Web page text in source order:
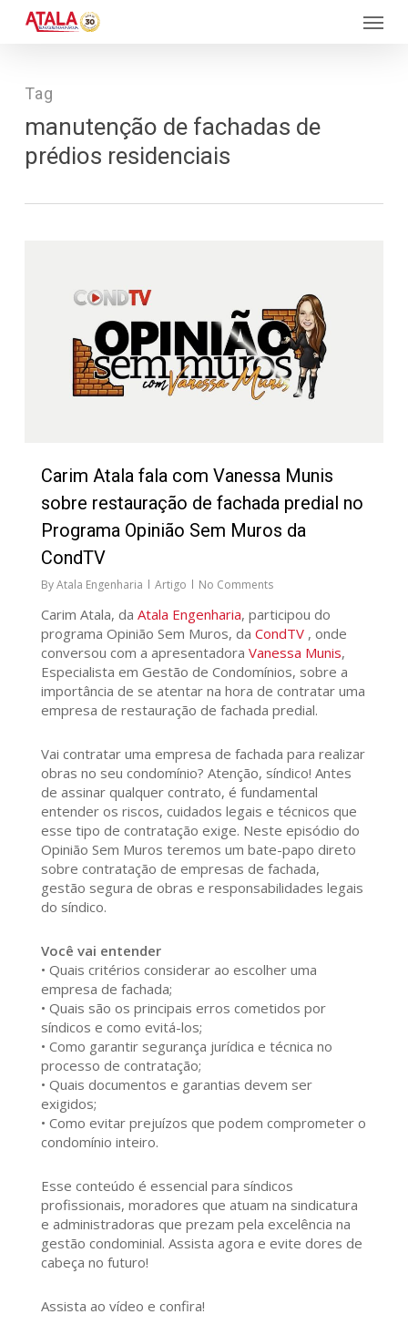
Menu
Tag
manutenção de fachadas de
prédios residenciais
Carim Atala fala com Vanessa Munis
sobre restauração de fachada predial no
Programa Opinião Sem Muros da
CondTV
ByAtala Engenharia Artigo No Comments
Carim Atala, da Atala Engenharia, participou do
programa Opinião Sem Muros, da CondTV, onde
conversou com a apresentadora Vanessa Munis,
Especialista em Gestão de Condomínios, sobre a
importância de se atentar na hora de contratar uma
empresa de restauração de fachada predial.
Vai contratar uma empresa de fachada para realizar
obras no seu condomínio? Atenção, síndico! Antes
de assinar qualquer contrato, é fundamental
entender os riscos, cuidados legais e técnicos que
esse tipo de contratação exige. Neste episódio do
Opinião Sem Muros teremos um bate-papo direto
sobre contratação de empresas de fachada,
gestão segura de obras e responsabilidades legais
do síndico.
Você vai entender
• Quais critérios considerar ao escolher uma
empresa de fachada;
• Quais são os principais erros cometidos por
síndicos e como evitá-los;
• Como garantir segurança jurídica e técnica no
processo de contratação;
• Quais documentos e garantias devem ser
exigidos;
• Como evitar prejuízos que podem comprometer o
condomínio inteiro.
Esse conteúdo é essencial para síndicos
profissionais, moradores que atuam na sindicatura
e administradoras que prezam pela excelência na
gestão condominial. Assista agora e evite dores de
cabeça no futuro!
Assista ao vídeo e confira!